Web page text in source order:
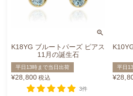
K18YG ブルートパーズ ピアス
11月の誕生石
平日13時まで当日出荷
¥28,800 税込
3件
平日
¥